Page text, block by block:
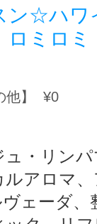
ン☆ハワ
ロミロミ
他】 ¥0
ュ・リン
アロマ
ェーダ、